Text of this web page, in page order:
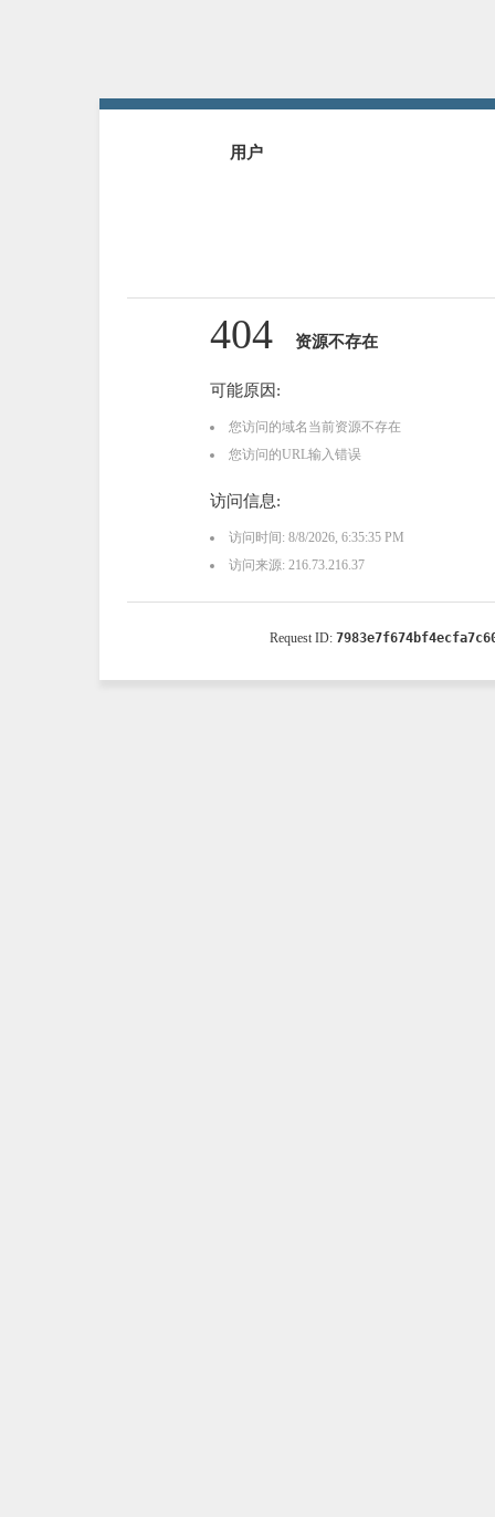
用户
404 资源不存在
可能原因:
您访问的域名当前资源不存在
您访问的URL输入错误
访问信息:
访问时间: 8/8/2026, 6:35:35 PM
访问来源: 216.73.216.37
Request ID: